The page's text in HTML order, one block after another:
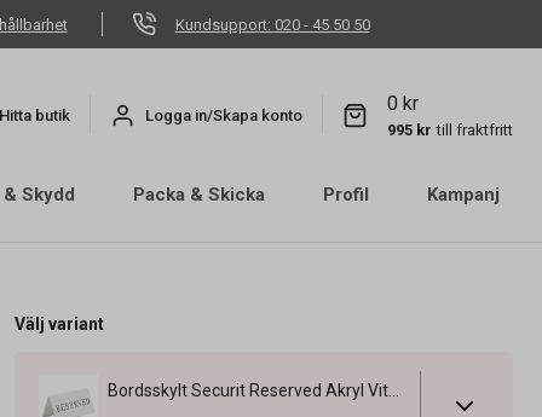
Kundsupport: 020 - 45 50 50
Hitta butik Logga in/Skapa konto
0 kr
995 kr till fraktfritt
Skydd Packa & Skicka Profil Kampanj
Välj variant
Bordsskylt Securit Reserved Akryl Vit 5x10x4,5cm